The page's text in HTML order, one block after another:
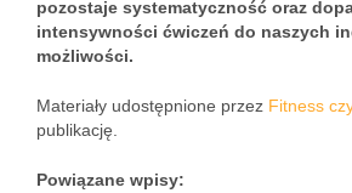
pozostaje systematyczność oraz
intensywności ćwiczeń do naszych
możliwości.
Materiały udostępnione przez Fitness
publikację.
Powiązane wpisy: